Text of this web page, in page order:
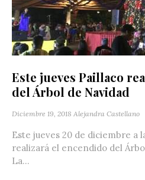
Este jueves Paillaco
del Árbol de Navidad
Diciembre 19, 2018 Alejandra Castellano
Este jueves 20 de diciembre a
realizará el encendido del
La...